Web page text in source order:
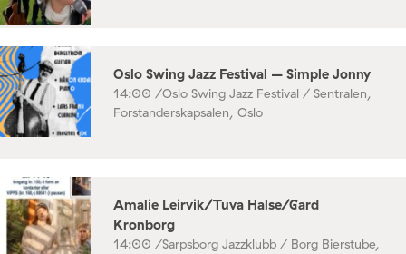
Oslo Swing Jazz Festival – Simple Jonny
14:00 /Oslo Swing Jazz Festival / Sentralen,
Forstanderskapsalen, Oslo
Amalie Leirvik/Tuva Halse/Gard
Kronborg
14:00 /Sarpsborg Jazzklubb / Borg Bierstube,